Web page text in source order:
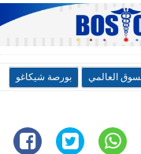
العالمي بورصة شيكاغو